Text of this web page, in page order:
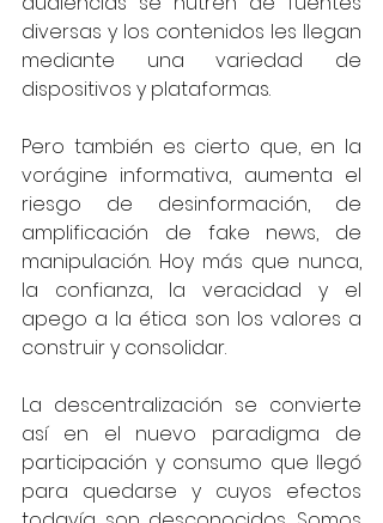
diversas y los contenidos les llegan
mediante una variedad de
dispositivos y plataformas.
Pero también es cierto que, en la
vorágine informativa, aumenta el
riesgo de desinformación, de
amplificación de fake news, de
manipulación. Hoy más que nunca,
la confianza, la veracidad y el
apego a la ética son los valores a
construir y consolidar.
La descentralización se convierte
así en el nuevo paradigma de
participación y consumo que llegó
para quedarse y cuyos efectos